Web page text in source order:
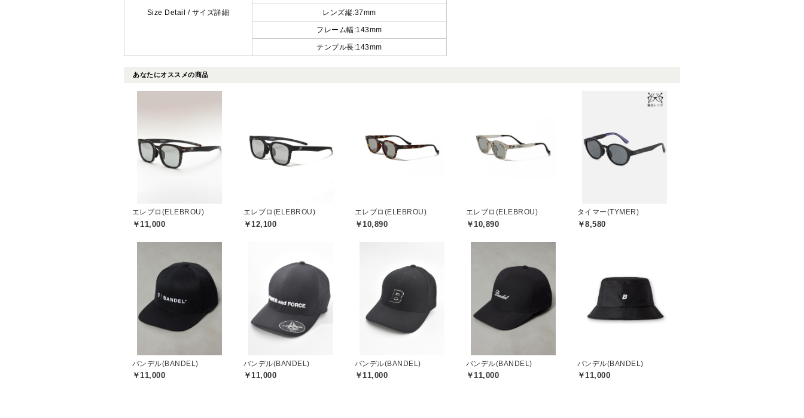
Size Detail / サイズ詳細 レンズ縦:37mm
フレーム幅:143mm
テンプル長:143mm
あなたにオススメの商品
エレブロ(ELEBROU)
￥11,000
エレブロ(ELEBROU)
￥12,100
エレブロ(ELEBROU)
￥10,890
エレブロ(ELEBROU)
￥10,890
タイマー(TYMER)
￥8,580
バンデル(BANDEL)
￥11,000
バンデル(BANDEL)
￥11,000
バンデル(BANDEL)
￥11,000
バンデル(BANDEL)
￥11,000
バンデル(BANDEL)
￥11,000